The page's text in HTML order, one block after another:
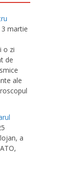
3 martie
o zi
de
ale
a